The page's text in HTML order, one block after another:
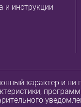
и инструкции
характер и ни